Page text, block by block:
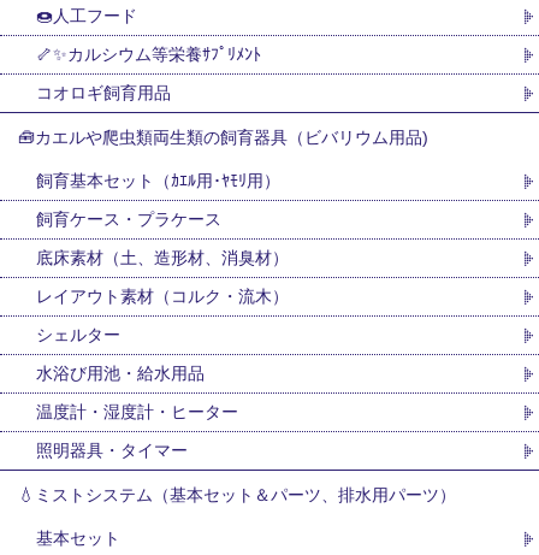
🍩人工フード
🦴✨カルシウム等栄養ｻﾌﾟﾘﾒﾝﾄ
コオロギ飼育用品
🧰カエルや爬虫類両生類の飼育器具（ビバリウム用品)
飼育基本セット（ｶｴﾙ用･ﾔﾓﾘ用）
飼育ケース・プラケース
底床素材（土、造形材、消臭材）
レイアウト素材（コルク・流木）
シェルター
水浴び用池・給水用品
温度計・湿度計・ヒーター
照明器具・タイマー
💧ミストシステム（基本セット＆パーツ、排水用パーツ）
基本セット